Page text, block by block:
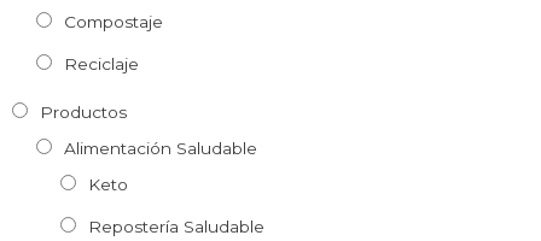
Compostaje
Reciclaje
Productos
Alimentación Saludable
Keto
Repostería Saludable